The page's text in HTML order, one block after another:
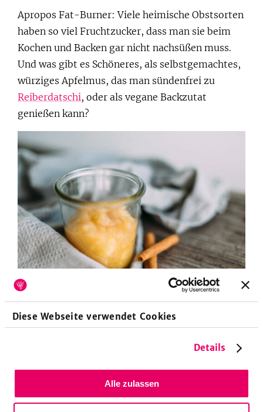
Diese Webseite verwendet Cookies
Details
Alle zulassen
Apropos Fat-Burner: Viele heimische Obstsorten
haben so viel Fruchtzucker, dass man sie beim
Kochen und Backen gar nicht nachsüßen muss.
Und was gibt es Schöneres, als selbstgemachtes,
würziges Apfelmus, das man sündenfrei zu
Reiberdatschi, oder als vegane Backzutat
genießen kann?
Vor allem mit heimischen Äpfeln zubereitet, garantiert
sündenfrei:zuckerfreies Apfelmus.Foto: SevenCooks